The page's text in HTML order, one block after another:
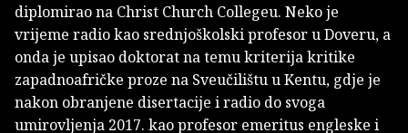
diplomirao na Christ Church Collegeu. Neko je
vrijeme radio kao srednjoškolski profesor u Doveru, a
onda je upisao doktorat na temu kriterija kritike
zapadnoafričke proze na Sveučilištu u Kentu, gdje je
nakon obranjene disertacije i radio do svoga
umirovljenja 2017. kao profesor emeritus engleske i